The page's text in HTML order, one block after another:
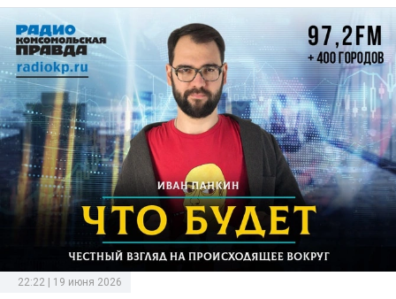
22:22 | 19 июня 2026